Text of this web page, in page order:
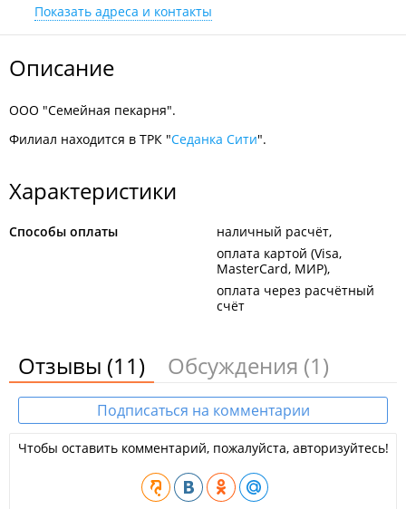
Показать адреса и контакты
Описание
ООО "Семейная пекарня".
Филиал находится в ТРК "Седанка Сити".
Характеристики
Способы оплаты
наличный расчёт
оплата картой (Visa,
MasterCard, МИР)
оплата через расчётный
счёт
Отзывы (11) Обсуждения (1)
Подписаться на комментарии
Чтобы оставить комментарий, пожалуйста, авторизуйтесь!